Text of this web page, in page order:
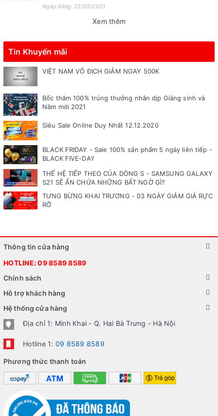
Ngày đăng: 22/02/2021
Xem thêm
Tin Khuyến mãi
VIỆT NAM VÔ ĐỊCH GIẢM NGAY 500K
Bốc thăm 100% trúng thưởng nhân dịp Giáng sinh và
Năm mới 2021
Siêu Sale Online Duy Nhất 12.12.2020
BLACK FRIDAY - Sale 100% sản phẩm 5 ngày liên tiếp -
BLACK FIVE-DAY
THẾ HỆ TIẾP THEO CỦA DÒNG S - SAMSUNG GALAXY
S21 SẼ ẨN CHỨA NHỮNG BẤT NGỜ GÌ?
TƯNG BỪNG KHAI TRƯƠNG - 03 NGÀY GIẢM GIÁ RỰC
RỠ
Thông tin cửa hàng
HOTLINE:09 8589 8589
Chính sách
Hỗ trợ khách hàng
Hệ thống cửa hàng
Địa chỉ 1: Minh Khai - Q. Hai Bà Trưng - Hà Nội
Hotline 1: 09 8589 8589
Phương thức thanh toán